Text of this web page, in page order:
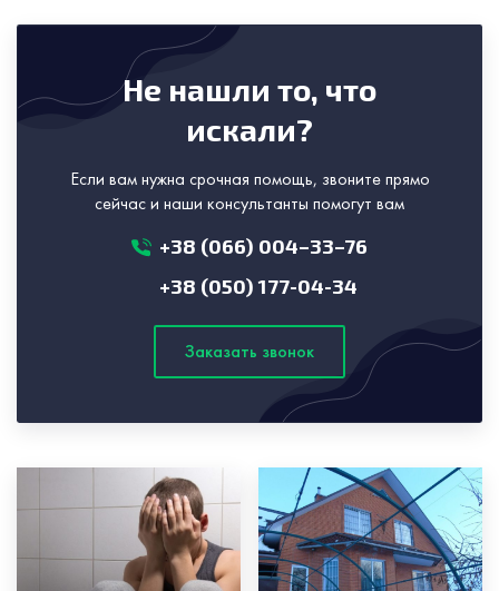
Не нашли то, что
искали?
Если вам нужна срочная помощь, звоните прямо
сейчас и наши консультанты помогут вам
+38 (066) 004–33–76
+38 (050) 177-04-34
Заказать звонок